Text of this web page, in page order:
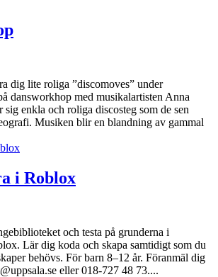
dig lite roliga ”discomoves” under
dansworkhop med musikalartisten Anna
enkla och roliga discosteg som de sen
Musiken blir en blandning av gammal
i Roblox
och testa på grunderna i
Lär dig koda och skapa samtidigt som du
behövs. För barn 8–12 år. Föranmäl dig
eller 018-727 48 73....